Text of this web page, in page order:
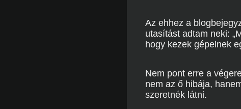
Az ehhez a
utasítást adtam neki:
hogy kezek gépelnek
Nem pont erre a
nem az ő hibája,
szeretnék látni.